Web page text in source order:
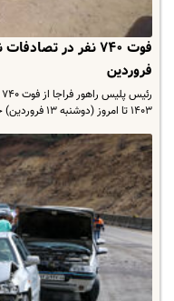
فروردین
۱۴۰۳ تا امروز (دوشنبه ۱۳ فروردین) خبر داد.